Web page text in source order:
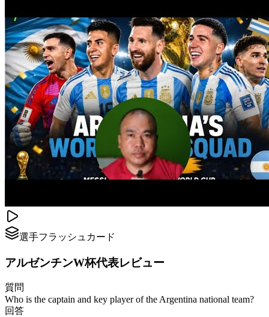
選手フラッシュカード
アルゼンチンW杯代表レビュー
質問
Who is the captain and key player of the Argentina national team?
回答